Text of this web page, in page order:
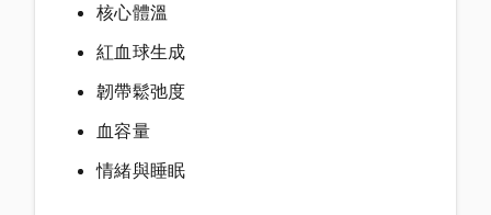
核心體溫
紅血球生成
韌帶鬆弛度
血容量
情緒與睡眠